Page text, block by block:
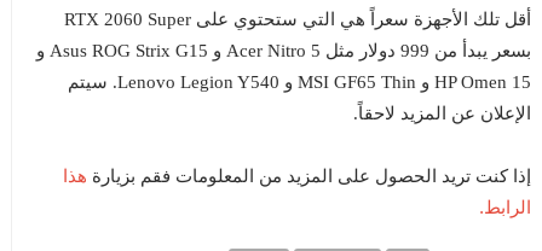
أقل تلك الأجهزة سعراً هي التي ستحتوي على RTX 2060 Super
بسعر يبدأ من 999 دولار مثل Acer Nitro 5 و Asus ROG Strix G15 و
HP Omen 15 و MSI GF65 Thin و Lenovo Legion Y540. سيتم
الإعلان عن المزيد لاحقاً.
إذا كنت تريد الحصول على المزيد من المعلومات فقم بزيارة هذا
الرابط.